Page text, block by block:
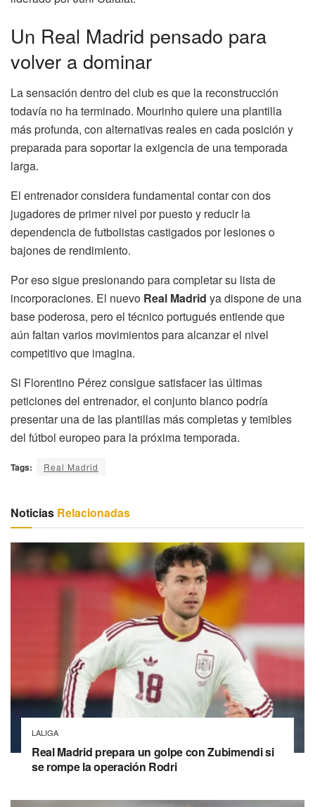
Un Real Madrid pensado para
volver a dominar
La sensación dentro del club es que la reconstrucción
todavía no ha terminado. Mourinho quiere una plantilla
más profunda, con alternativas reales en cada posición y
preparada para soportar la exigencia de una temporada
larga.
El entrenador considera fundamental contar con dos
jugadores de primer nivel por puesto y reducir la
dependencia de futbolistas castigados por lesiones o
bajones de rendimiento.
Por eso sigue presionando para completar su lista de
incorporaciones. El nuevo Real Madrid ya dispone de una
base poderosa, pero el técnico portugués entiende que
aún faltan varios movimientos para alcanzar el nivel
competitivo que imagina.
Si Florentino Pérez consigue satisfacer las últimas
peticiones del entrenador, el conjunto blanco podría
presentar una de las plantillas más completas y temibles
del fútbol europeo para la próxima temporada.
Tags: Real Madrid
Noticias Relacionadas
LALIGA
Real Madrid prepara un golpe con Zubimendi si
se rompe la operación Rodri